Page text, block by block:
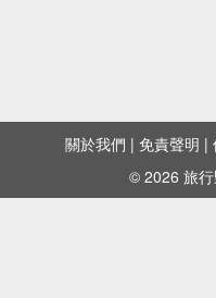
關於我們 | 免責聲明 |
© 2026 旅